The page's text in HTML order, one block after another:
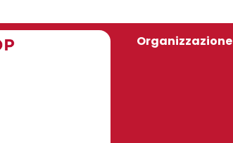
Organizzazione